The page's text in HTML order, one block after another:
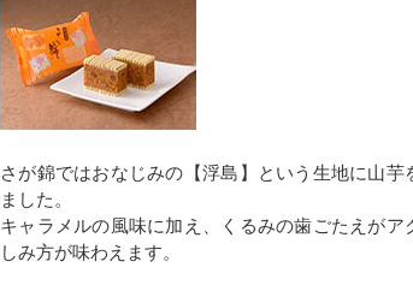
さが錦ではおなじみの【浮島】という生地に山
ました。
キャラメルの風味に加え、くるみの歯ごたえが
しみ方が味わえます。